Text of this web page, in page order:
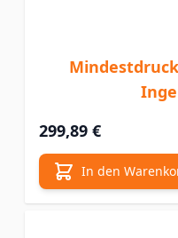
299,89 €
In den